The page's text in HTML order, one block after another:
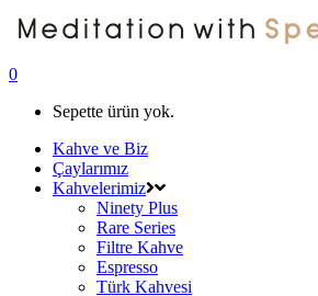
0
Sepette ürün yok.
Kahve ve Biz
Çaylarımız
Kahvelerimiz
Ninety Plus
Rare Series
Filtre Kahve
Espresso
Türk Kahvesi